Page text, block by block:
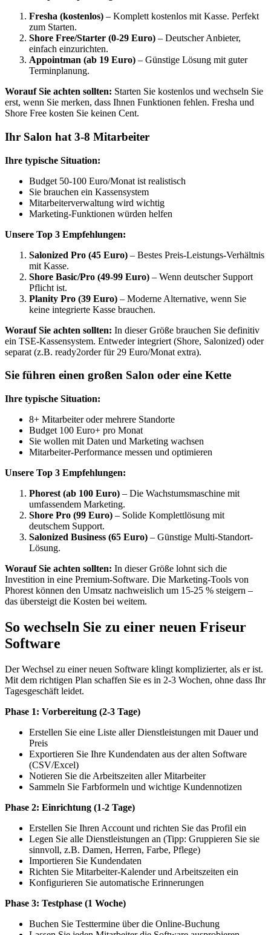
Fresha (kostenlos) – Komplett kostenlos mit Kasse. Perfekt
zum Starten.
Shore Free/Starter (0-29 Euro) – Deutscher Anbieter,
einfach einzurichten.
Appointman (ab 19 Euro) – Günstige Lösung mit guter
Terminplanung.
Worauf Sie achten sollten: Starten Sie kostenlos und wechseln Sie
erst, wenn Sie merken, dass Ihnen Funktionen fehlen. Fresha und
Shore Free kosten Sie keinen Cent.
Ihr Salon hat 3-8 Mitarbeiter
Ihre typische Situation:
Budget 50-100 Euro/Monat ist realistisch
Sie brauchen ein Kassensystem
Mitarbeiterverwaltung wird wichtig
Marketing-Funktionen würden helfen
Unsere Top 3 Empfehlungen:
Salonized Pro (45 Euro) – Bestes Preis-Leistungs-Verhältnis
mit Kasse.
Shore Basic/Pro (49-99 Euro) – Wenn deutscher Support
Pflicht ist.
Planity Pro (39 Euro) – Moderne Alternative, wenn Sie
keine integrierte Kasse brauchen.
Worauf Sie achten sollten: In dieser Größe brauchen Sie definitiv
ein TSE-Kassensystem. Entweder integriert (Shore, Salonized) oder
separat (z.B. ready2order für 29 Euro/Monat extra).
Sie führen einen großen Salon oder eine Kette
Ihre typische Situation:
8+ Mitarbeiter oder mehrere Standorte
Budget 100 Euro+ pro Monat
Sie wollen mit Daten und Marketing wachsen
Mitarbeiter-Performance messen und optimieren
Unsere Top 3 Empfehlungen:
Phorest (ab 100 Euro) – Die Wachstumsmaschine mit
umfassendem Marketing.
Shore Pro (99 Euro) – Solide Komplettlösung mit
deutschem Support.
Salonized Business (65 Euro) – Günstige Multi-Standort-
Lösung.
Worauf Sie achten sollten: In dieser Größe lohnt sich die
Investition in eine Premium-Software. Die Marketing-Tools von
Phorest können den Umsatz nachweislich um 15-25 % steigern –
das übersteigt die Kosten bei weitem.
So wechseln Sie zu einer neuen Friseur
Software
Der Wechsel zu einer neuen Software klingt komplizierter, als er ist.
Mit dem richtigen Plan schaffen Sie es in 2-3 Wochen, ohne dass Ihr
Tagesgeschäft leidet.
Phase 1: Vorbereitung (2-3 Tage)
Erstellen Sie eine Liste aller Dienstleistungen mit Dauer und
Preis
Exportieren Sie Ihre Kundendaten aus der alten Software
(CSV/Excel)
Notieren Sie die Arbeitszeiten aller Mitarbeiter
Sammeln Sie Farbformeln und wichtige Kundennotizen
Phase 2: Einrichtung (1-2 Tage)
Erstellen Sie Ihren Account und richten Sie das Profil ein
Legen Sie alle Dienstleistungen an (Tipp: Gruppieren Sie sie
sinnvoll, z.B. Damen, Herren, Farbe, Pflege)
Importieren Sie Kundendaten
Richten Sie Mitarbeiter-Kalender und Arbeitszeiten ein
Konfigurieren Sie automatische Erinnerungen
Phase 3: Testphase (1 Woche)
Buchen Sie Testtermine über die Online-Buchung